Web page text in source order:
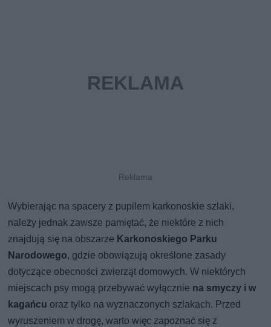
Wybierając na spacery z pupilem karkonoskie szlaki,
należy jednak zawsze pamiętać, że niektóre z nich
znajdują się na obszarze Karkonoskiego Parku
Narodowego, gdzie obowiązują określone zasady
dotyczące obecności zwierząt domowych. W niektórych
miejscach psy mogą przebywać wyłącznie na smyczy i w
kagańcu oraz tylko na wyznaczonych szlakach. Przed
wyruszeniem w drogę, warto więc zapoznać się z